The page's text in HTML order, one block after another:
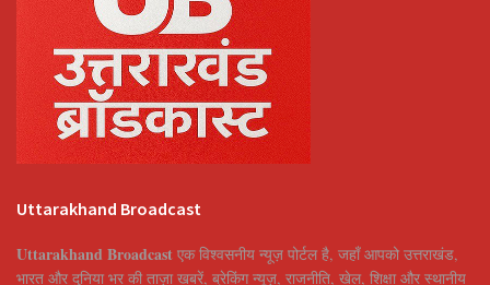
Uttarakhand Broadcast
Uttarakhand Broadcast एक विश्वसनीय न्यूज़ पोर्टल है, जहाँ आपको उत्तराखंड,
भारत और दुनिया भर की ताज़ा खबरें, ब्रेकिंग न्यूज़, राजनीति, खेल, शिक्षा और स्थानीय